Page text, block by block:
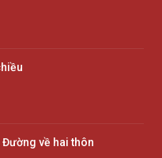
về hai thôn